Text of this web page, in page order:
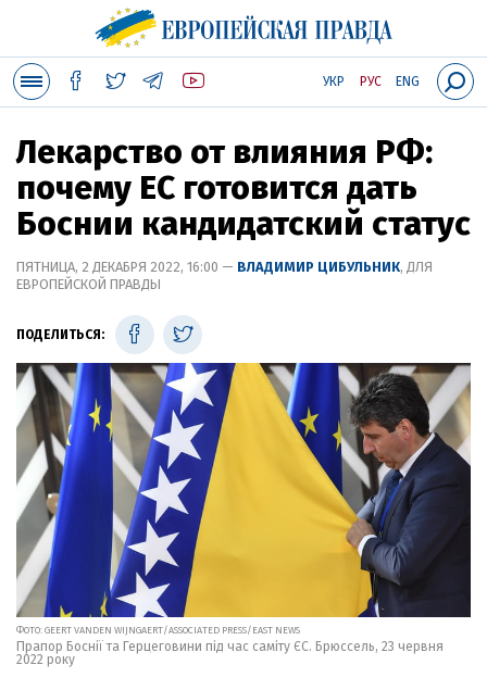
УКР РУС ENG
Лекарство от влияния РФ:
почему ЕС готовится дать
Боснии кандидатский статус
ПЯТНИЦА, 2 ДЕКАБРЯ 2022, 16:00 — ВЛАДИМИР ЦИБУЛЬНИК, ДЛЯ
ЕВРОПЕЙСКОЙ ПРАВДЫ
ПОДЕЛИТЬСЯ:
ФОТО: GEERT VANDEN WIJNGAERT/ASSOCIATED PRESS/EAST NEWS
Прапор Боснії та Герцеговини під час саміту ЄС. Брюссель, 23 червня
2022 року